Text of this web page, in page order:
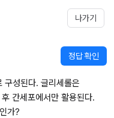
나가기
정답 확인
구성된다. 글리세롤은
간세포에서만 활용된다.
가?